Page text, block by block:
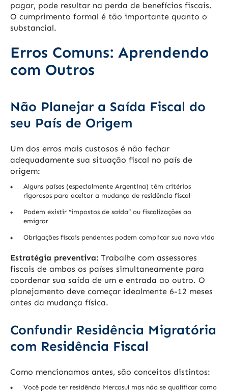
pagar, pode resultar na perda de benefícios fiscais.
O cumprimento formal é tão importante quanto o
substancial.
Erros Comuns: Aprendendo
com Outros
Não Planejar a Saída Fiscal do
seu País de Origem
Um dos erros mais custosos é não fechar
adequadamente sua situação fiscal no país de
origem:
Alguns países (especialmente Argentina) têm critérios
rigorosos para aceitar a mudança de residência fiscal
Podem existir “impostos de saída” ou fiscalizações ao
emigrar
Obrigações fiscais pendentes podem complicar sua nova vida
Estratégia preventiva: Trabalhe com assessores
fiscais de ambos os países simultaneamente para
coordenar sua saída de um e entrada ao outro. O
planejamento deve começar idealmente 6-12 meses
antes da mudança física.
Confundir Residência Migratória
com Residência Fiscal
Como mencionamos antes, são conceitos distintos:
Você pode ter residência Mercosul mas não se qualificar como